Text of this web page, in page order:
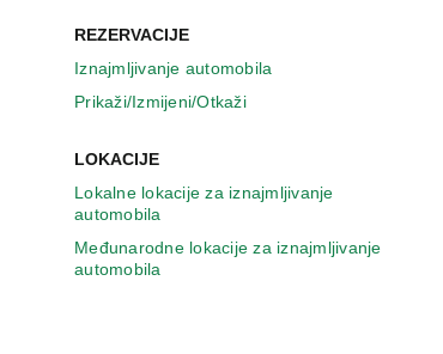
o
r
REZERVACIJE
Iznajmljivanje automobila
Prikaži/Izmijeni/Otkaži
LOKACIJE
Lokalne lokacije za iznajmljivanje
automobila
Međunarodne lokacije za iznajmljivanje
automobila